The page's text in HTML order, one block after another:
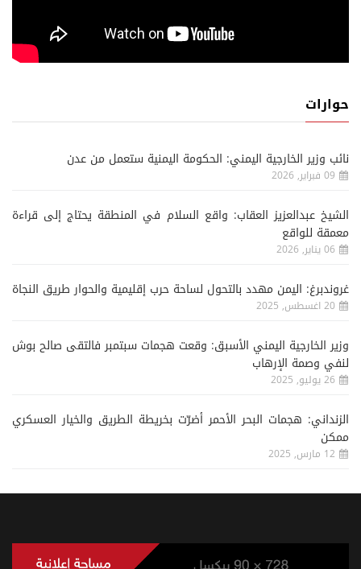
حوارات
نائب وزير الخارجية اليمني: الحكومة اليمنية ستعمل من عدن
09 فبراير, 2026
الشيخ عبدالعزيز العقاب: واقع السلام في المنطقة يحتاج إلى قراءة
معمقة للواقع
06 يناير, 2026
غروندبرغ: اليمن مهدد بالتحول لساحة حرب إقليمية والحوار طريق النجاة
20 اغسطس, 2025
وزير الخارجية اليمني الأسبق: وقعت هجمات سبتمبر فالتقى صالح بوش
لنفي وصمة الإرهاب
26 يوليو, 2025
الزنداني: هجمات البحر الأحمر أضرّت بخريطة الطريق والخيار العسكري
ممكن
12 مارس, 2025